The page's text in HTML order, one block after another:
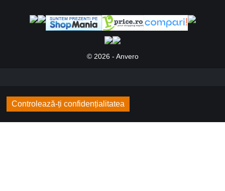
© 2026 - Anvero
Controlează-ți confidențialitatea